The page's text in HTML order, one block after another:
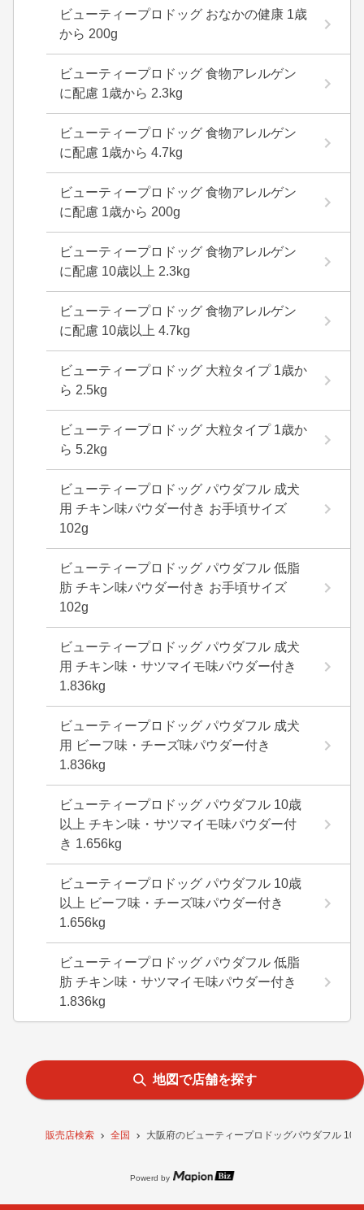
販売店検索 全国 大阪府のビューティープロドッグパウダフル 10
ビューティープロドッグ おなかの健康 1歳
から 200g
ビューティープロドッグ 食物アレルゲン
に配慮 1歳から 2.3kg
ビューティープロドッグ 食物アレルゲン
に配慮 1歳から 4.7kg
ビューティープロドッグ 食物アレルゲン
に配慮 1歳から 200g
ビューティープロドッグ 食物アレルゲン
に配慮 10歳以上 2.3kg
ビューティープロドッグ 食物アレルゲン
に配慮 10歳以上 4.7kg
ビューティープロドッグ 大粒タイプ 1歳か
ら 2.5kg
ビューティープロドッグ 大粒タイプ 1歳か
ら 5.2kg
ビューティープロドッグ パウダフル 成犬
用 チキン味パウダー付き お手頃サイズ
102g
ビューティープロドッグ パウダフル 低脂
肪 チキン味パウダー付き お手頃サイズ
102g
ビューティープロドッグ パウダフル 成犬
用 チキン味・サツマイモ味パウダー付き
1.836kg
ビューティープロドッグ パウダフル 成犬
用 ビーフ味・チーズ味パウダー付き
1.836kg
ビューティープロドッグ パウダフル 10歳
以上 チキン味・サツマイモ味パウダー付
き 1.656kg
ビューティープロドッグ パウダフル 10歳
以上 ビーフ味・チーズ味パウダー付き
1.656kg
ビューティープロドッグ パウダフル 低脂
肪 チキン味・サツマイモ味パウダー付き
1.836kg
地図で店舗を探す
Powerd by